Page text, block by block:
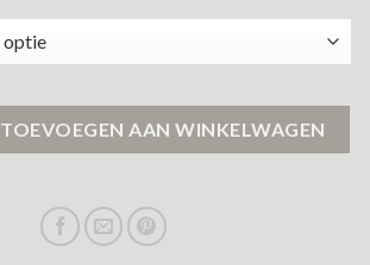
TOEVOEGEN AAN WINKELWAGEN